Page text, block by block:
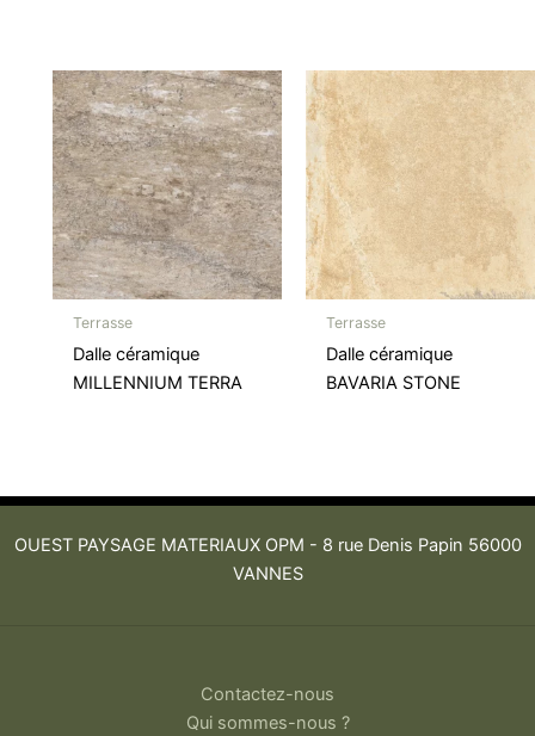
Terrasse
Dalle céramique
MILLENNIUM TERRA
Terrasse
Dalle céramique
BAVARIA STONE
OUEST PAYSAGE MATERIAUX OPM - 8 rue Denis Papin 56000
VANNES
Contactez-nous
Qui sommes-nous ?